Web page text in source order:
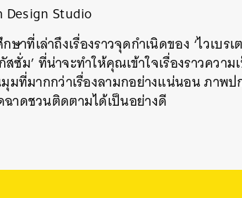
Design Studio
ที่เล่าถึงเรื่องราวจุดกำเนิดของ ‘ไวเบรเ
สซั่ม’ ที่น่าจะทำให้คุณเข้าใจเรื่องราวควา
มที่มากกว่าเรื่องลามกอย่างแน่นอน ภาพป
าดชวนติดตามได้เป็นอย่างดี